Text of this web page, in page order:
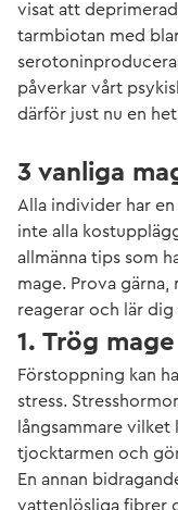
visat att
tarmbiotan med
påverkar vårt
därför just nu en
3 vanliga
Alla individer har
inte alla
allmänna tips som
mage. Prova
reagerar och lär dig
1. Trög mage
Förstoppning kan
stress.
långsammare
tjocktarmen och
En annan
vattenlösliga fibrer